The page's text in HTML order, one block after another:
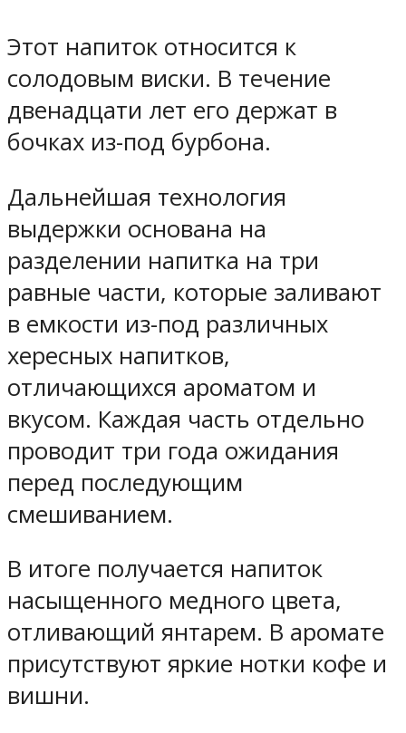
Этот напиток относится к
солодовым виски. В течение
двенадцати лет его держат в
бочках из-под бурбона.
Дальнейшая технология
выдержки основана на
разделении напитка на три
равные части, которые заливают
в емкости из-под различных
хересных напитков,
отличающихся ароматом и
вкусом. Каждая часть отдельно
проводит три года ожидания
перед последующим
смешиванием.
В итоге получается напиток
насыщенного медного цвета,
отливающий янтарем. В аромате
присутствуют яркие нотки кофе и
вишни.